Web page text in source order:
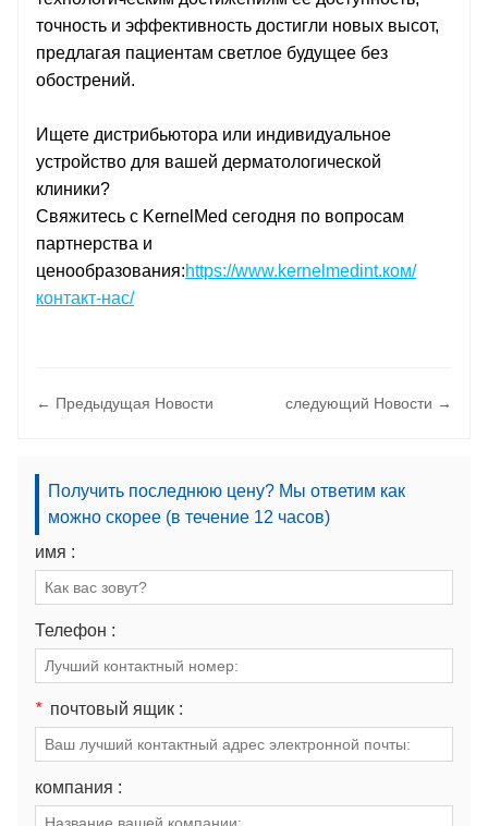
точность и эффективность достигли новых высот,
предлагая пациентам светлое будущее без
обострений.
Ищете дистрибьютора или индивидуальное
устройство для вашей дерматологической
клиники?
Свяжитесь с KernelMed сегодня по вопросам
партнерства и
ценообразования:https://www.kernelmedint.ком/
контакт-нас/
← Предыдущая Hовости следующий Hовости →
Получить последнюю цену? Мы ответим как
можно скорее (в течение 12 часов)
имя :
Телефон :
* почтовый ящик :
компания :